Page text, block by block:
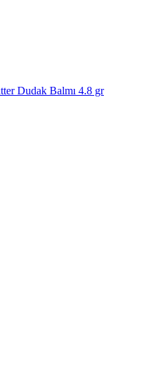
Dudak Balmı 4.8 gr